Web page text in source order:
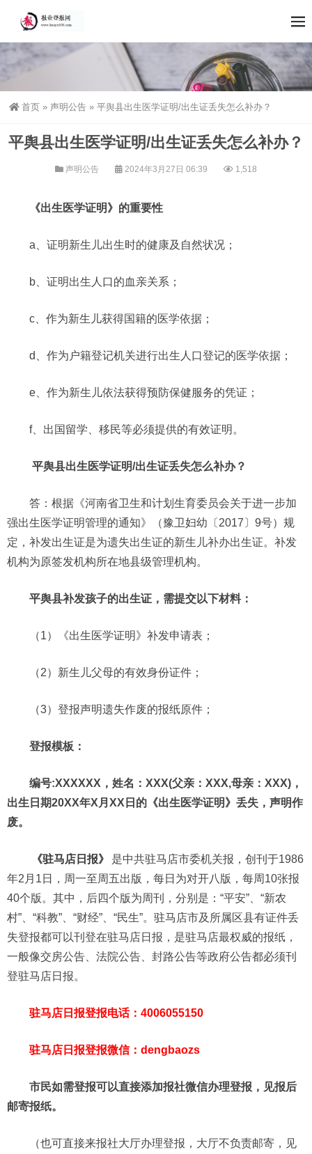
首页 » 声明公告 » 平舆县出生医学证明/出生证丢失怎么补办？
平舆县出生医学证明/出生证丢失怎么补办？
声明公告 2024年3月27日 06:39 1,518
《出生医学证明》的重要性
a、证明新生儿出生时的健康及自然状况；
b、证明出生人口的血亲关系；
c、作为新生儿获得国籍的医学依据；
d、作为户籍登记机关进行出生人口登记的医学依据；
e、作为新生儿依法获得预防保健服务的凭证；
f、出国留学、移民等必须提供的有效证明。
平舆县出生医学证明/出生证丢失怎么补办？
答：根据《河南省卫生和计划生育委员会关于进一步加
强出生医学证明管理的通知》（豫卫妇幼〔2017〕9号）规
定，补发出生证是为遗失出生证的新生儿补办出生证。补发
机构为原签发机构所在地县级管理机构。
平舆县补发孩子的出生证，需提交以下材料：
（1）《出生医学证明》补发申请表；
（2）新生儿父母的有效身份证件；
（3）登报声明遗失作废的报纸原件；
登报模板：
编号:XXXXXX，姓名：XXX(父亲：XXX,母亲：XXX)，
出生日期20XX年X月XX日的《出生医学证明》丢失，声明作
废。
《驻马店日报》
是中共驻马店市委机关报，创刊于1986
年2月1日，周一至周五出版，每日为对开八版，每周10张报
40个版。其中，后四个版为周刊，分别是：“平安”、“新农
村”、“科教”、“财经”、“民生”。驻马店市及所属区县有证件丢
失登报都可以刊登在驻马店日报，是驻马店最权威的报纸，
一般像交房公告、法院公告、封路公告等政府公告都必须刊
登驻马店日报。
驻马店日报登报电话：4006055150
驻马店日报登报微信：dengbaozs
市民如需登报可以直接添加报社微信办理登报，见报后
邮寄报纸。
（也可直接来报社大厅办理登报，大厅不负责邮寄，见